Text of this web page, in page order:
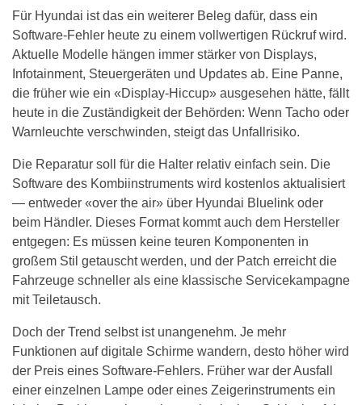
Für Hyundai ist das ein weiterer Beleg dafür, dass ein
Software-Fehler heute zu einem vollwertigen Rückruf wird.
Aktuelle Modelle hängen immer stärker von Displays,
Infotainment, Steuergeräten und Updates ab. Eine Panne,
die früher wie ein «Display-Hiccup» ausgesehen hätte, fällt
heute in die Zuständigkeit der Behörden: Wenn Tacho oder
Warnleuchte verschwinden, steigt das Unfallrisiko.
Die Reparatur soll für die Halter relativ einfach sein. Die
Software des Kombiinstruments wird kostenlos aktualisiert
— entweder «over the air» über Hyundai Bluelink oder
beim Händler. Dieses Format kommt auch dem Hersteller
entgegen: Es müssen keine teuren Komponenten in
großem Stil getauscht werden, und der Patch erreicht die
Fahrzeuge schneller als eine klassische Servicekampagne
mit Teiletausch.
Doch der Trend selbst ist unangenehm. Je mehr
Funktionen auf digitale Schirme wandern, desto höher wird
der Preis eines Software-Fehlers. Früher war der Ausfall
einer einzelnen Lampe oder eines Zeigerinstruments ein